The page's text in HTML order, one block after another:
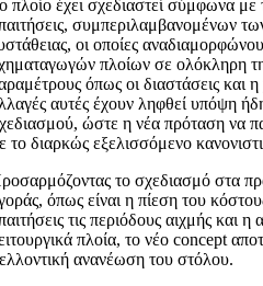
πλοίο έχει σχεδιαστεί σύμφωνα με
συμπεριλαμβανομένων
οι οποίες
πλοίων σε ολόκληρη
όπως οι διαστάσεις και
αυτές έχουν ληφθεί υπόψη
ώστε η νέα πρόταση να
το διαρκώς εξελισσόμενο
το σχεδιασμό στα
όπως είναι η πίεση του
τις περιόδους αιχμής και η
πλοία, το νέο concept
ανανέωση του στόλου.